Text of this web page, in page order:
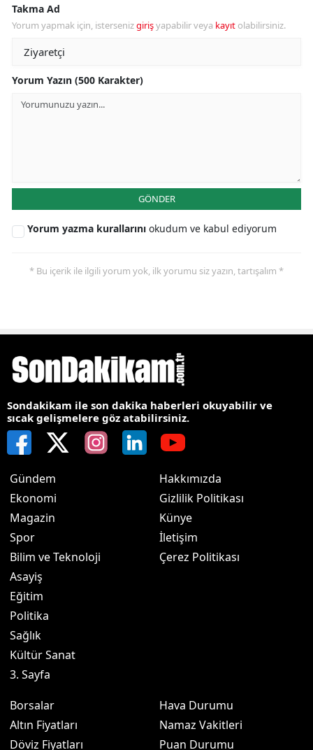
Takma Ad
Yorum yapmak için, istersenizgirişyapabilir veya kayıt olabilirsiniz.
Yorum Yazın (500 Karakter)
GÖNDER
Yorum yazma kurallarını okudum ve kabul ediyorum
* Bu içerik ile ilgili yorum yok, ilk yorumu siz yazın, tartışalım *
Sondakikam ile son dakika haberleri okuyabilir ve
sıcak gelişmelere göz atabilirsiniz.
Gündem
Ekonomi
Magazin
Spor
Bilim ve Teknoloji
Asayiş
Eğitim
Politika
Sağlık
Kültür Sanat
3. Sayfa
Hakkımızda
Gizlilik Politikası
Künye
İletişim
Çerez Politikası
Borsalar
Altın Fiyatları
Döviz Fiyatları
Hava Durumu
Namaz Vakitleri
Puan Durumu